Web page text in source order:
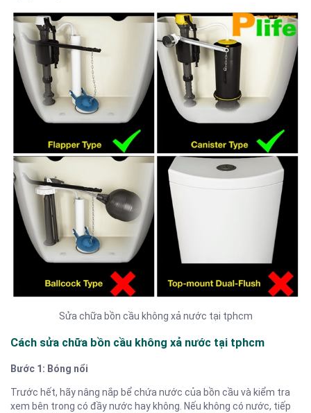
Sửa chữa bồn cầu không xả nước tại tphcm
Cách sửa chữa bồn cầu không xả nước tại tphcm
Bước 1: Bóng nổi
Trước hết, hãy nâng nắp bể chứa nước của bồn cầu và kiểm tra
xem bên trong có đầy nước hay không. Nếu không có nước, tiếp